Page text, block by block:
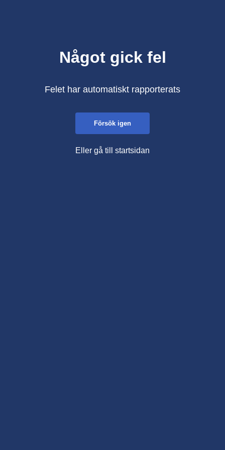
Något gick fel
Felet har automatiskt rapporterats
Försök igen
Eller gå till startsidan